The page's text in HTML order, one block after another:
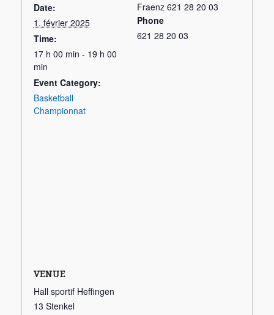
Date:
1. février 2025
Time:
17 h 00 min - 19 h 00
min
Event Category:
Basketball
Championnat
Fraenz 621 28 20 03
Phone
621 28 20 03
VENUE
Hall sportif Heffingen
13 Stenkel